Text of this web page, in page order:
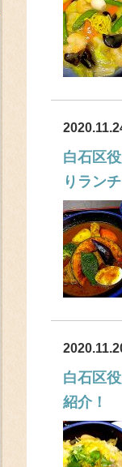
白石区
りラン
白石区
紹介！